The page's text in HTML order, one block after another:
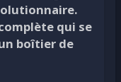
qui se
boîtier de